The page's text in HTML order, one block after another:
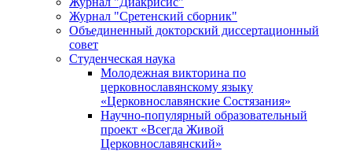
Журнал "Сретенский сборник"
Объединенный докторский диссертационный
совет
Студенческая наука
Молодежная викторина по
церковнославянскому языку
«Церковнославянские Состязания»
Научно-популярный образовательный
проект «Всегда Живой
Церковнославянский»